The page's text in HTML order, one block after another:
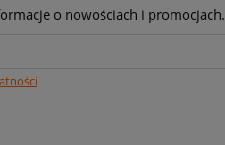
o nowościach i promocjach.